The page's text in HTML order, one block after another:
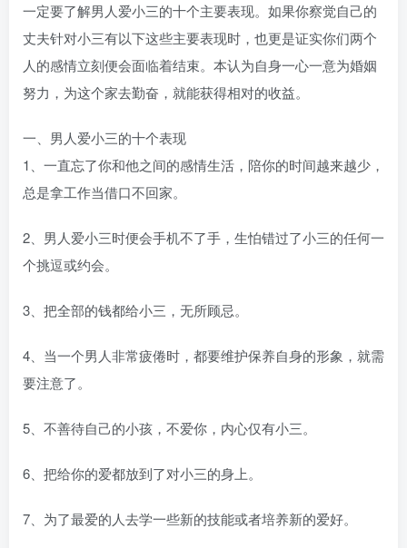
一定要了解男人爱小三的十个主要表现。如果你察觉自己的
丈夫针对小三有以下这些主要表现时，也更是证实你们两个
人的感情立刻便会面临着结束。本认为自身一心一意为婚姻
努力，为这个家去勤奋，就能获得相对的收益。
一、男人爱小三的十个表现
1、一直忘了你和他之间的感情生活，陪你的时间越来越少，
总是拿工作当借口不回家。
2、男人爱小三时便会手机不了手，生怕错过了小三的任何一
个挑逗或约会。
3、把全部的钱都给小三，无所顾忌。
4、当一个男人非常疲倦时，都要维护保养自身的形象，就需
要注意了。
5、不善待自己的小孩，不爱你，内心仅有小三。
6、把给你的爱都放到了对小三的身上。
7、为了最爱的人去学一些新的技能或者培养新的爱好。